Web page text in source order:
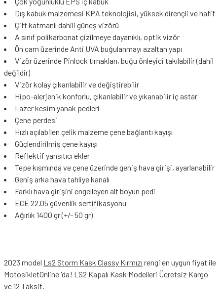
Dış kabuk malzemesi KPA teknolojisi, yüksek dirençli ve hafif
Çift katmanlı dahili güneş vizörü
A sınıf polikarbonat çizilmeye dayanıklı, optik vizör
Ön cam üzerinde Anti UVA buğulanmayı azaltan yapı
Vizör üzerinde Pinlock tırnakları, buğu önleyici takılabilir (dahil
değildir)
Vizör kolay çıkarılabilir ve değiştirebilir
Hipo-alerjenik konforlu, çıkarılabilir ve yıkanabilir iç astar
Lazer kesim yanak pedleri
Çene perdesi
Hızlı açılabilen çelik malzeme çene bağlantı kayışı
Güçlendirilmiş çene kayışı
Reflektif yansıtıcı ekler
Tepe kısmında ve çene üzerinde geniş hava girişi, ayarlanabilir
Geniş arka hava tahliye kanalı
Farklı hava girişini engelleyen alt boyun pedi
ECE 22.05 güvenlik sertifikasyonu
Ağırlık 1400 gr (+/- 50 gr)
2023 model Ls2 Storm Kask Classy Kırmızı rengi en uygun fiyat ile
MotosikletOnline 'da! LS2 Kapalı Kask Modelleri Ücretsiz Kargo
ve 12 Taksit.